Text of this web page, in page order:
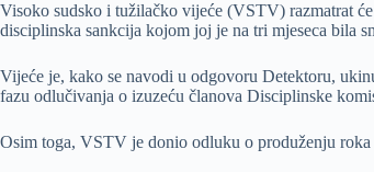
Visoko sudsko i tužilačko vijeće (VSTV) razmatrat
disciplinska sankcija kojom joj je na tri mjeseca bila
Vijeće je, kako se navodi u odgovoru Detektoru,
fazu odlučivanja o izuzeću članova Disciplinske
Osim toga, VSTV je donio odluku o produženju